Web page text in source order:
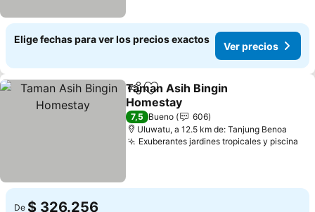
Elige fechas para ver los precios exactos
Ver precios
Compartir
Agregar a favoritos
Taman Asih Bingin
Homestay
7,5 Bueno
606
Uluwatu, a 12.5 km de: Tanjung Benoa
Exuberantes jardines tropicales y piscina
De $ 326.256